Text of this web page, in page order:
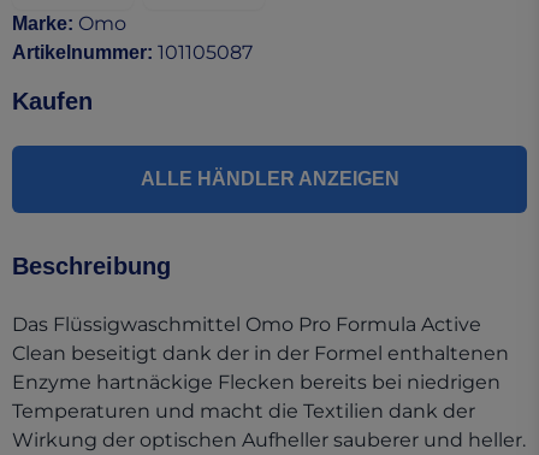
Marke: Omo
Artikelnummer: 101105087
Kaufen
ALLE HÄNDLER ANZEIGEN
Beschreibung
Das Flüssigwaschmittel Omo Pro Formula Active
Clean beseitigt dank der in der Formel enthaltenen
Enzyme hartnäckige Flecken bereits bei niedrigen
Temperaturen und macht die Textilien dank der
Wirkung der optischen Aufheller sauberer und heller.